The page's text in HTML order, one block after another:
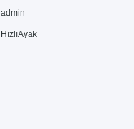
admin
HızlıAyak